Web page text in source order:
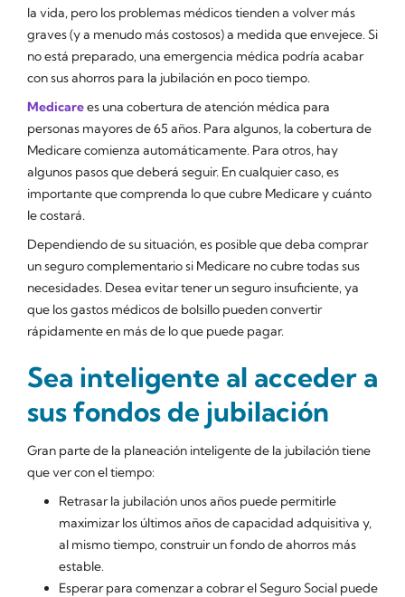
la vida, pero los problemas médicos tienden a volver más
graves (y a menudo más costosos) a medida que envejece. Si
no está preparado, una emergencia médica podría acabar
con sus ahorros para la jubilación en poco tiempo.
Medicarees una cobertura de atención médica para
personas mayores de 65 años. Para algunos, la cobertura de
Medicare comienza automáticamente. Para otros, hay
algunos pasos que deberá seguir. En cualquier caso, es
importante que comprenda lo que cubre Medicare y cuánto
le costará.
Dependiendo de su situación, es posible que deba comprar
un seguro complementario si Medicare no cubre todas sus
necesidades. Desea evitar tener un seguro insuficiente, ya
que los gastos médicos de bolsillo pueden convertir
rápidamente en más de lo que puede pagar.
Sea inteligente al acceder a
sus fondos de jubilación
Gran parte de la planeación inteligente de la jubilación tiene
que ver con el tiempo:
Retrasar la jubilación unos años puede permitirle
maximizar los últimos años de capacidad adquisitiva y,
al mismo tiempo, construir un fondo de ahorros más
estable.
Esperar para comenzar a cobrar el Seguro Social puede